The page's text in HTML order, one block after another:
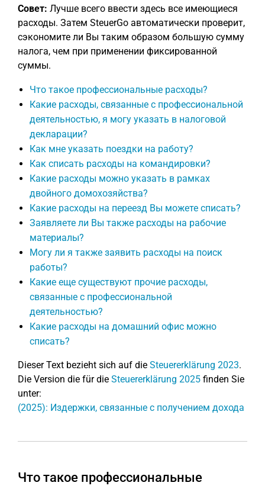
Совет: Лучше всего ввести здесь все имеющиеся
расходы. Затем SteuerGo автоматически проверит,
сэкономите ли Вы таким образом большую сумму
налога, чем при применении фиксированной
суммы.
Что такое профессиональные расходы?
Какие расходы, связанные с профессиональной
деятельностью, я могу указать в налоговой
декларации?
Как мне указать поездки на работу?
Как списать расходы на командировки?
Какие расходы можно указать в рамках
двойного домохозяйства?
Какие расходы на переезд Вы можете списать?
Заявляете ли Вы также расходы на рабочие
материалы?
Могу ли я также заявить расходы на поиск
работы?
Какие еще существуют прочие расходы,
связанные с профессиональной
деятельностью?
Какие расходы на домашний офис можно
списать?
Dieser Text bezieht sich auf die Steuererklärung 2023.
Die Version die für die Steuererklärung 2025 finden Sie
unter:
(2025): Издержки, связанные с получением дохода
Что такое профессиональные